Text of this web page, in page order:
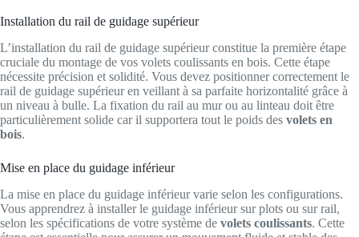
Installation du rail de guidage supérieur
L’installation du rail de guidage supérieur constitue la première étape
cruciale du montage de vos volets coulissants en bois. Cette étape
nécessite précision et solidité. Vous devez positionner correctement le
rail de guidage supérieur en veillant à sa parfaite horizontalité grâce à
un niveau à bulle. La fixation du rail au mur ou au linteau doit être
particulièrement solide car il supportera tout le poids des volets en
bois.
Mise en place du guidage inférieur
La mise en place du guidage inférieur varie selon les configurations.
Vous apprendrez à installer le guidage inférieur sur plots ou sur rail,
selon les spécifications de votre système de volets coulissants. Cette